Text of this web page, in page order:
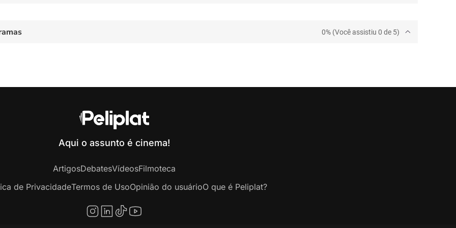
0% (Você assistiu 0 de 5)
Aqui o assunto é cinema!
ArtigosDebatesVídeosFilmoteca
de PrivacidadeTermos de UsoOpinião do usuárioO que é Peliplat?